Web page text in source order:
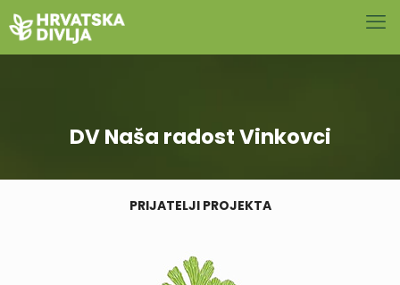
DV Naša radost Vinkovci
PRIJATELJI PROJEKTA